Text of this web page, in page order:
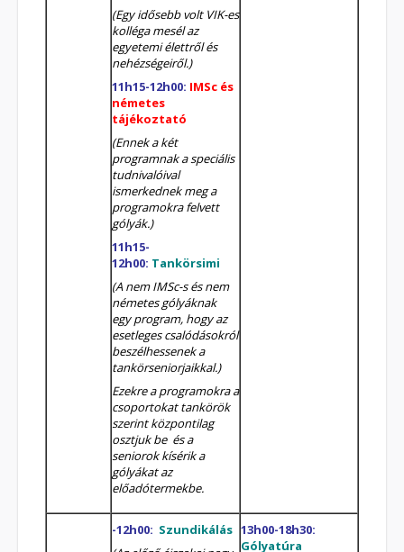
(Egy idősebb volt VIK-es
kolléga mesél az
egyetemi élettről és
nehézségeiről.)
11h15-12h00: IMSc és
németes
tájékoztató
(Ennek a két
programnak a speciális
tudnivalóival
ismerkednek meg a
programokra felvett
gólyák.)
11h15-
12h00: Tankörsimi
(A nem IMSc-s és nem
németes gólyáknak
egyprogram, hogy az
esetleges csalódásokról
beszélhessenek a
tankörseniorjaikkal.)
Ezekre a programokra a
csoportokattankörök
szerintközpontilag
osztjuk be és a
seniorok kísérik a
gólyákat az
előadótermekbe.
-12h00: Szundikálás 13h00-18h30:
Gólyatúra